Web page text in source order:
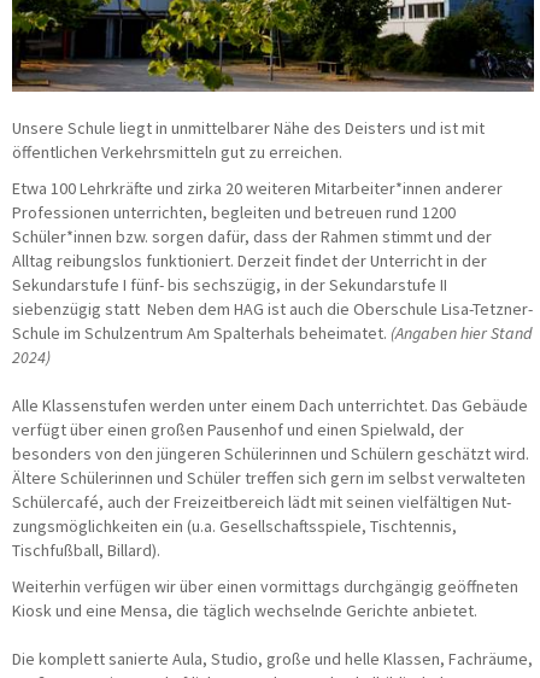
Unsere Schule liegt in unmittelbarer Nähe des Deisters und ist mit
öffentlichen Verkehrsmitteln gut zu erreichen.
Etwa 100 Lehrkräfte und zirka 20 weiteren Mitarbeiter*innen anderer
Professionen unterrichten, begleiten und betreuen rund 1200
Schüler*innen bzw. sorgen dafür, dass der Rahmen stimmt und der
Alltag reibungslos funktioniert. Derzeit findet der Unterricht in der
Sekundarstufe I fünf- bis sechszügig, in der Sekundarstufe II
siebenzügig statt Neben dem HAG ist auch die Oberschule Lisa-Tetzner-
Schule im Schulzentrum Am Spalterhals beheimatet. (Angaben hier Stand
2024)
Alle Klassenstufen werden unter einem Dach unterrichtet. Das Gebäude
verfügt über einen großen Pausenhof und einen Spielwald, der
besonders von den jüngeren Schülerinnen und Schülern geschätzt wird.
Ältere Schülerinnen und Schüler treffen sich gern im selbst verwalteten
Schülercafé, auch der Freizeitbereich lädt mit seinen vielfältigen N­ut­
zungs­­­möglichkeiten ein (u.a. Gesellschaftsspiele, Tischtennis,
Tischfußball, Billard).
Weiterhin verfügen wir über einen vormittags durchgängig geöffneten
Kiosk und eine Mensa, die täglich wechselnde Gerichte anbietet.
Die komplett sanierte Aula, Studio, große und helle Klassen, Fachräume,